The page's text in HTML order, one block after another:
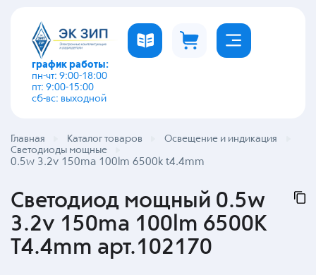
график работы:
пн-чт: 9:00-18:00
пт: 9:00-15:00
сб-вс: выходной
Главная Каталог товаров
Освещение и индикация
Светодиоды мощные
0.5w 3.2v 150ma 100lm 6500k t4.4mm
Светодиод мощный 0.5w
3.2v 150ma 100lm 6500K
T4.4mm арт.102170